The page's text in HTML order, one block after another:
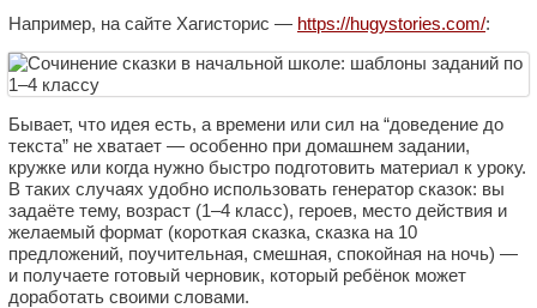
Например, на сайте Хагисторис — https://hugystories.com/:
Бывает, что идея есть, а времени или сил на “доведение до
текста” не хватает — особенно при домашнем задании,
кружке или когда нужно быстро подготовить материал к уроку.
В таких случаях удобно использовать генератор сказок: вы
задаёте тему, возраст (1–4 класс), героев, место действия и
желаемый формат (короткая сказка, сказка на 10
предложений, поучительная, смешная, спокойная на ночь) —
и получаете готовый черновик, который ребёнок может
доработать своими словами.